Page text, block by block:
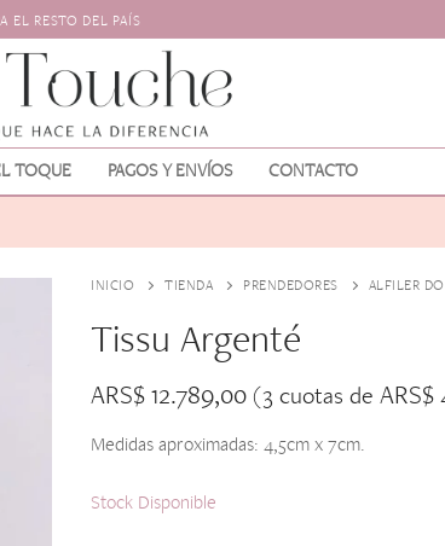
EL RESTO DEL PAÍS
TOQUE PAGOS Y ENVÍOS CONTACTO
INICIO TIENDA PRENDEDORES ALFILER
Tissu Argenté
ARS$12.789,00 (3 cuotas de ARS$
Medidas aproximadas: 4,5cm x 7cm.
Stock Disponible